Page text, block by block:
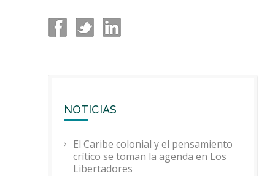
NOTICIAS
El Caribe colonial y el pensamiento
crítico se toman la agenda en Los
Libertadores